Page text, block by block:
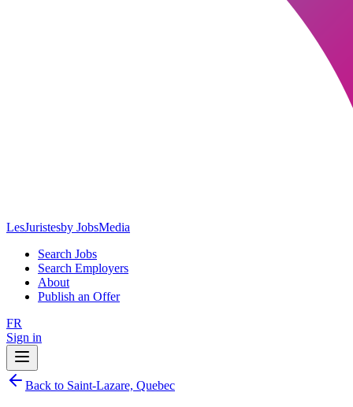
LesJuristesby JobsMedia
Search Jobs
Search Employers
About
Publish an Offer
FR
Sign in
Back to Saint-Lazare, Quebec